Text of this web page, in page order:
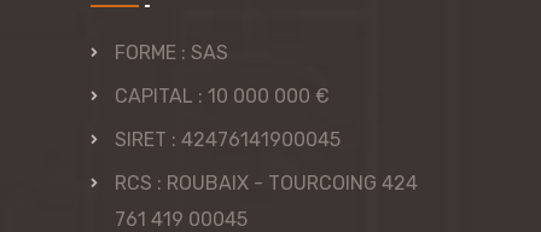
FORME : SAS
CAPITAL : 10 000 000 €
SIRET : 42476141900045
RCS : ROUBAIX - TOURCOING 424
761 419 00045